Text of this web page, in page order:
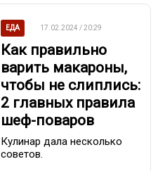
ЕДА 17.02.2024 / 20:29
Как правильно
варить макароны,
чтобы не слиплись:
2 главных правила
шеф-поваров
Кулинар дала несколько
советов.